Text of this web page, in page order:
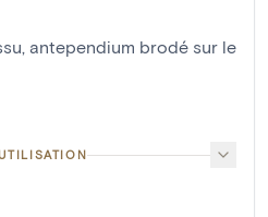
antependium brodé sur le